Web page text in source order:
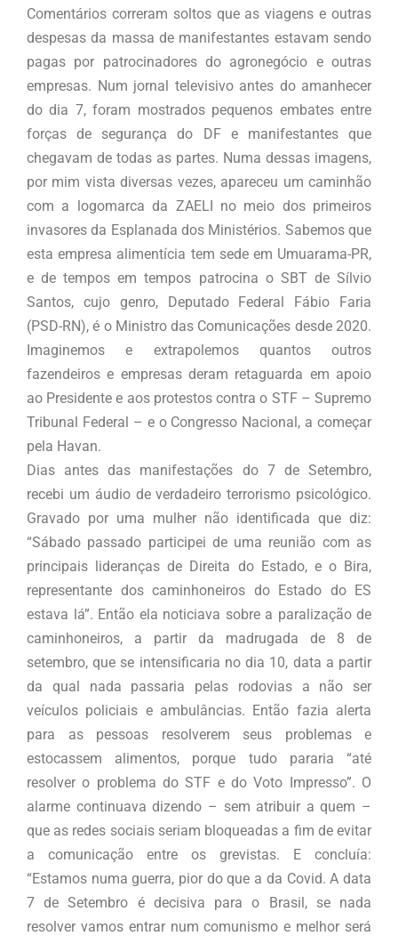
Comentários correram soltos que as viagens e outras
despesas da massa de manifestantes estavam sendo
pagas por patrocinadores do agronegócio e outras
empresas. Num jornal televisivo antes do amanhecer
do dia 7, foram mostrados pequenos embates entre
forças de segurança do DF e manifestantes que
chegavam de todas as partes. Numa dessas imagens,
por mim vista diversas vezes, apareceu um caminhão
com a logomarca da ZAELI no meio dos primeiros
invasores da Esplanada dos Ministérios. Sabemos que
esta empresa alimentícia tem sede em Umuarama-PR,
e de tempos em tempos patrocina o SBT de Sílvio
Santos, cujo genro, Deputado Federal Fábio Faria
(PSD-RN), é o Ministro das Comunicações desde 2020.
Imaginemos e extrapolemos quantos outros
fazendeiros e empresas deram retaguarda em apoio
ao Presidente e aos protestos contra o STF – Supremo
Tribunal Federal – e o Congresso Nacional, a começar
pela Havan.
Dias antes das manifestações do 7 de Setembro,
recebi um áudio de verdadeiro terrorismo psicológico.
Gravado por uma mulher não identificada que diz:
“Sábado passado participei de uma reunião com as
principais lideranças de Direita do Estado, e o Bira,
representante dos caminhoneiros do Estado do ES
estava lá”. Então ela noticiava sobre a paralização de
caminhoneiros, a partir da madrugada de 8 de
setembro, que se intensificaria no dia 10, data a partir
da qual nada passaria pelas rodovias a não ser
veículos policiais e ambulâncias. Então fazia alerta
para as pessoas resolverem seus problemas e
estocassem alimentos, porque tudo pararia “até
resolver o problema do STF e do Voto Impresso”. O
alarme continuava dizendo – sem atribuir a quem –
que as redes sociais seriam bloqueadas a fim de evitar
a comunicação entre os grevistas. E concluía:
“Estamos numa guerra, pior do que a da Covid. A data
7 de Setembro é decisiva para o Brasil, se nada
resolver vamos entrar num comunismo e melhor será